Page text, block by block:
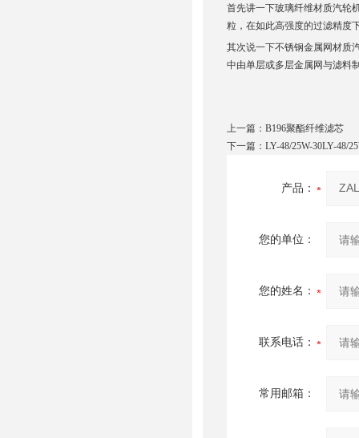
首先讲一下玻璃纤维材质汽轮
粒，在如此高强度的过滤精度
其次说一下不锈钢金属网材质
中由单层或多层金属网与滤料
上一篇： B196聚酯纤维滤芯
下一篇： LY-48/25W-30LY-48/
产品：
您的单位：
您的姓名：
联系电话：
常用邮箱：